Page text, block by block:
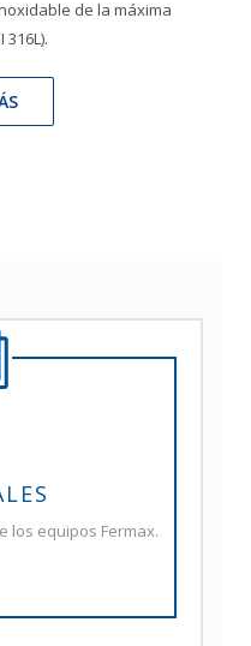
de la máxima
316L).
los equipos Fermax.